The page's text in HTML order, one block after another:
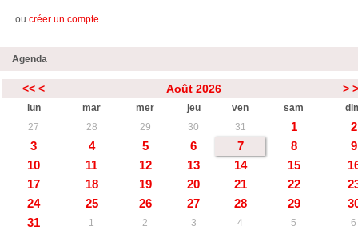
ou créer un compte
Agenda
<< < Août 2026 >
lun mar mer jeu ven sam
27
28 29 30 31 1
2
3
4 5 6 7 8
9
10
11 12 13 14 15
17
18 19 20 21 22
24
25 26 27 28 29
31
1 2 3 4 5 6